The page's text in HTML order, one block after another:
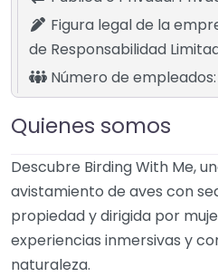
Figura legal de la
de Responsabilidad
Número de empleados:
Quienes somos
Descubre Birding With Me,
avistamiento de aves con
propiedad y dirigida por
experiencias inmersivas y
naturaleza.